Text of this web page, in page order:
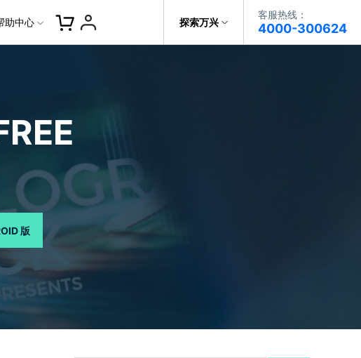
探索万兴
客服热线：
4000-300624
据管理软件
一站式解决方案
新闻中心
加入我们
帮助中心
教育
助中心 客服热线：
4000-300624
文本
文字路径动画
文字动画
花字与标题编辑
视频特效
音频库
效 NEW
音
生成
万兴喵影鸿蒙版首发
视频教程
跟着达人视频学剪辑， 小白也能
玩转特效大片
喵影学社
提供人门到精通的全方位视频剪辑
课程满足各类场景的创作需求
助中心
新功能
版